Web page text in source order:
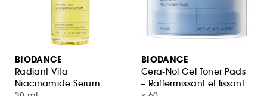
BIODANCE
Radiant Vita
Niacinamide Serum
BIODANCE
Cera-Nol Gel Toner Pads
– Raffermissant et lissant